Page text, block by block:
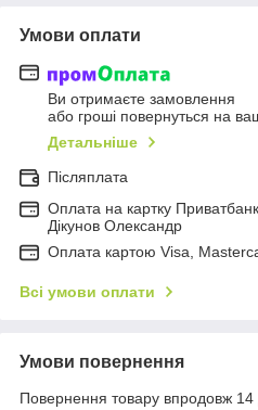
Умови оплати
Ви отримаєте замовлення
або гроші повернуться на
Детальніше
Післяплата
Оплата на картку
Дікунов Олександр
Оплата картою Visa,
Всі умови оплати
Умови повернення
Повернення товару впродовж 14